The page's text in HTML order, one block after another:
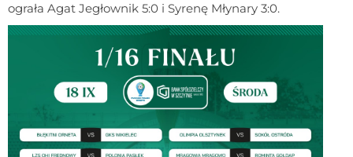
ograła Agat Jegłownik 5:0 i Syrenę Młynary 3:0.